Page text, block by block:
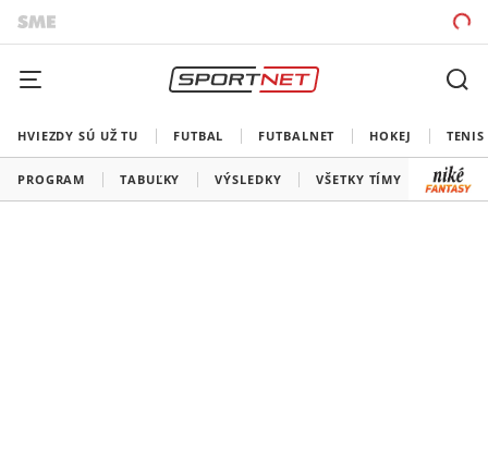
HVIEZDY SÚ UŽ TU FUTBAL FUTBALNET HOKEJ TENIS
PROGRAM TABUĽKY VÝSLEDKY VŠETKY TÍMY